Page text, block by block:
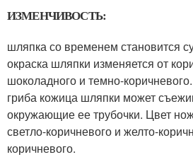
ИЗМЕНЧИВОСТЬ:
шляпка со временем становится
окраска шляпки изменяется от
шоколадного и темно-
гриба кожица шляпки может
окружающие ее трубочки. Цвет
светло-коричневого и желто-
коричневого.